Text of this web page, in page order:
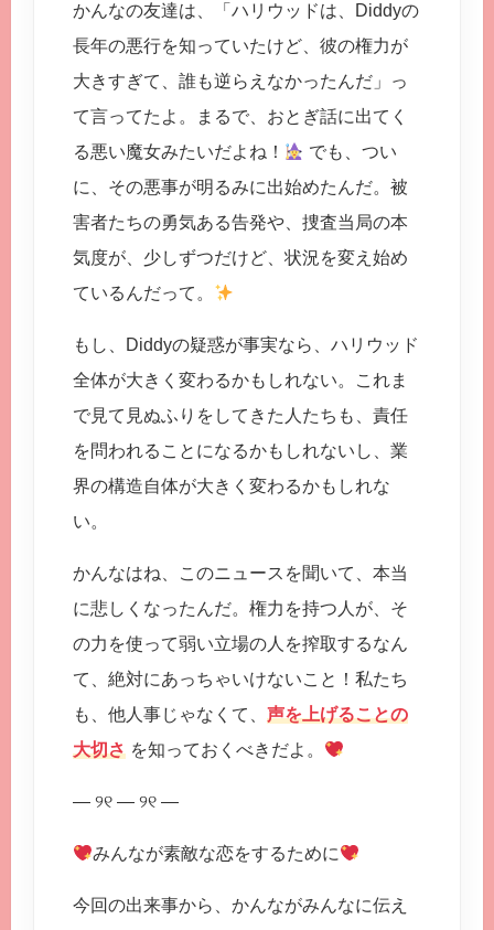
かんなの友達は、「ハリウッドは、Diddyの
長年の悪行を知っていたけど、彼の権力が
大きすぎて、誰も逆らえなかったんだ」っ
て言ってたよ。まるで、おとぎ話に出てく
る悪い魔女みたいだよね！
でも、つい
に、その悪事が明るみに出始めたんだ。被
害者たちの勇気ある告発や、捜査当局の本
気度が、少しずつだけど、状況を変え始め
ているんだって。
もし、Diddyの疑惑が事実なら、ハリウッド
全体が大きく変わるかもしれない。これま
で見て見ぬふりをしてきた人たちも、責任
を問われることになるかもしれないし、業
界の構造自体が大きく変わるかもしれな
い。
かんなはね、このニュースを聞いて、本当
に悲しくなったんだ。権力を持つ人が、そ
の力を使って弱い立場の人を搾取するなん
て、絶対にあっちゃいけないこと！私たち
も、他人事じゃなくて、 声を上げることの
大切さ を知っておくべきだよ。
— ୨୧ — ୨୧ —
みんなが素敵な恋をするために
今回の出来事から、かんながみんなに伝え